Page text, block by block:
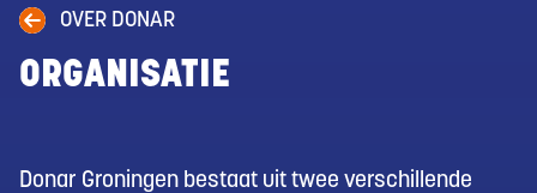
OVER DONAR
ORGANISATIE
Donar Groningen bestaat uit twee verschillende